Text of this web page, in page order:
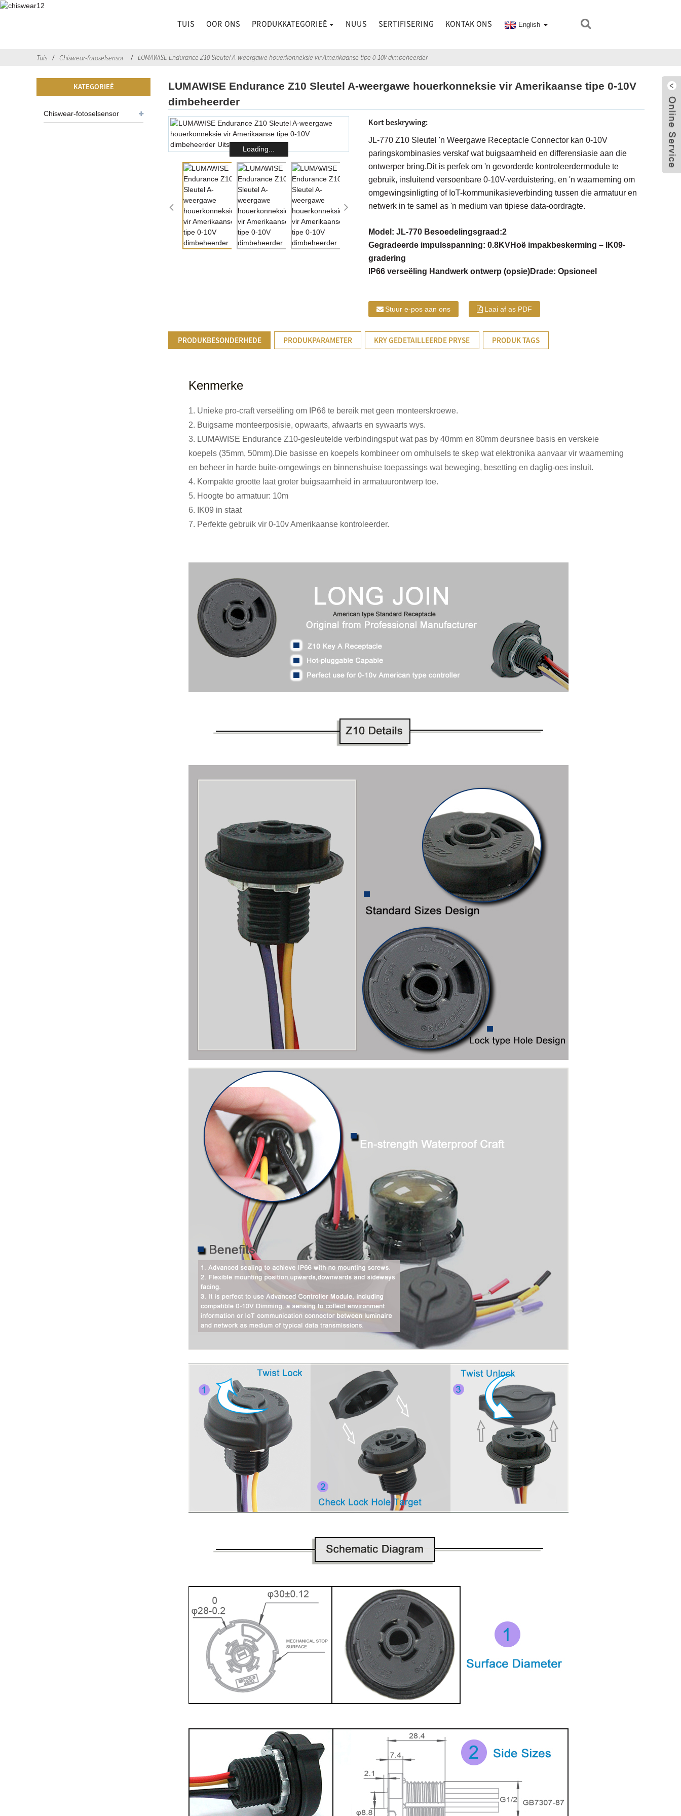
TUIS OOR ONS PRODUKKATEGORIEË NUUS SERTIFISERING KONTAK ONS English
Tuis Chiswear-fotoselsensor LUMAWISE Endurance Z10 Sleutel A-weergawe houerkonneksie vir Amerikaanse tipe 0-10V dimbeheerder
KATEGORIEË
Chiswear-fotoselsensor
LUMAWISE Endurance Z10 Sleutel A-weergawe houerkonneksie vir Amerikaanse tipe 0-10V
dimbeheerder
Loading...
Kort beskrywing:
JL-770 Z10 Sleutel 'n Weergawe Receptacle Connector kan 0-10V
paringskombinasies verskaf wat buigsaamheid en differensiasie aan die
ontwerper bring.Dit is perfek om 'n gevorderde kontroleerdermodule te
gebruik, insluitend versoenbare 0-10V-verduistering, en 'n waarneming om
omgewingsinligting of IoT-kommunikasieverbinding tussen die armatuur en
netwerk in te samel as 'n medium van tipiese data-oordragte.
Model: JL-770 Besoedelingsgraad:2
Gegradeerde impulsspanning: 0.8KVHoë impakbeskerming – IK09-
gradering
IP66 verseëling Handwerk ontwerp (opsie)Drade: Opsioneel
Stuur e-pos aan ons Laai af as PDF
PRODUKBESONDERHEDE PRODUKPARAMETER KRY GEDETAILLEERDE PRYSE PRODUK TAGS
Kenmerke
1. Unieke pro-craft verseëling om IP66 te bereik met geen monteerskroewe.
2. Buigsame monteerposisie, opwaarts, afwaarts en sywaarts wys.
3. LUMAWISE Endurance Z10-gesleutelde verbindingsput wat pas by 40mm en 80mm deursnee basis en verskeie
koepels (35mm, 50mm).Die basisse en koepels kombineer om omhulsels te skep wat elektronika aanvaar vir waarneming
en beheer in harde buite-omgewings en binnenshuise toepassings wat beweging, besetting en daglig-oes insluit.
4. Kompakte grootte laat groter buigsaamheid in armatuurontwerp toe.
5. Hoogte bo armatuur: 10m
6. IK09 in staat
7. Perfekte gebruik vir 0-10v Amerikaanse kontroleerder.